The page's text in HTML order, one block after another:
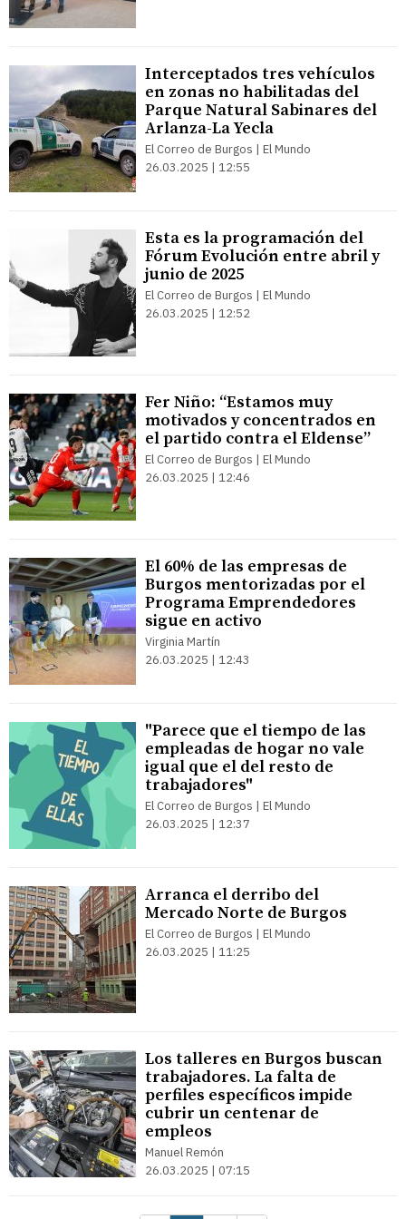
Interceptados tres vehículos
en zonas no habilitadas del
Parque Natural Sabinares del
Arlanza-La Yecla
El Correo de Burgos | El Mundo
26.03.2025 | 12:55
Esta es la programación del
Fórum Evolución entre abril y
junio de 2025
El Correo de Burgos | El Mundo
26.03.2025 | 12:52
Fer Niño: “Estamos muy
motivados y concentrados en
el partido contra el Eldense”
El Correo de Burgos | El Mundo
26.03.2025 | 12:46
El 60% de las empresas de
Burgos mentorizadas por el
Programa Emprendedores
sigue en activo
Virginia Martín
26.03.2025 | 12:43
"Parece que el tiempo de las
empleadas de hogar no vale
igual que el del resto de
trabajadores"
El Correo de Burgos | El Mundo
26.03.2025 | 12:37
Arranca el derribo del
Mercado Norte de Burgos
El Correo de Burgos | El Mundo
26.03.2025 | 11:25
Los talleres en Burgos buscan
trabajadores. La falta de
perfiles específicos impide
cubrir un centenar de
empleos
Manuel Remón
26.03.2025 | 07:15